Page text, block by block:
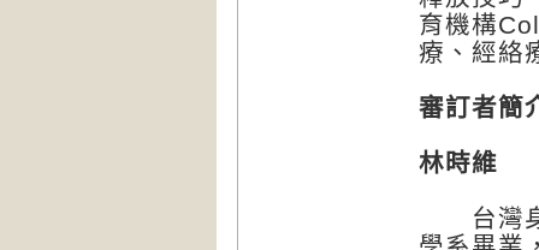
育機構
療、經絡
審訂者簡
林時維
台灣身